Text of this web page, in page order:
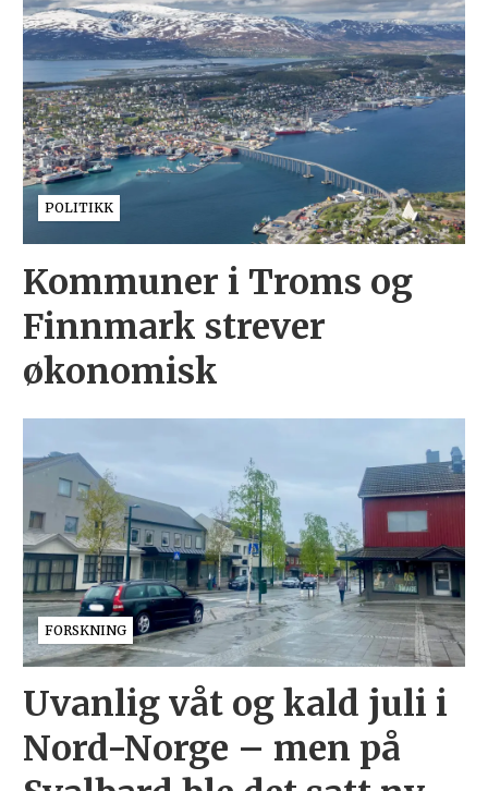
POLITIKK
Kommuner i Troms og
Finnmark strever
økonomisk
FORSKNING
Uvanlig våt og kald juli i
Nord-Norge – men på